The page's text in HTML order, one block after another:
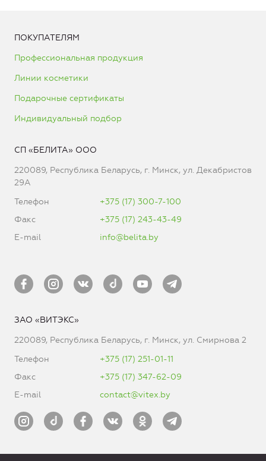
ПОКУПАТЕЛЯМ
Профессиональная продукция
Линии косметики
Подарочные сертификаты
Индивидуальный подбор
СП «БЕЛИТА» ООО
220089, Республика Беларусь, г. Минск, ул. Декабристов
29А
Телефон
+375 (17) 300-7-100
Факс
+375 (17) 243-43-49
E-mail
info@belita.by
ЗАО «ВИТЭКС»
220089, Республика Беларусь, г. Минск, ул. Смирнова 2
Телефон
+375 (17) 251-01-11
Факс
+375 (17) 347-62-09
E-mail
contact@vitex.by